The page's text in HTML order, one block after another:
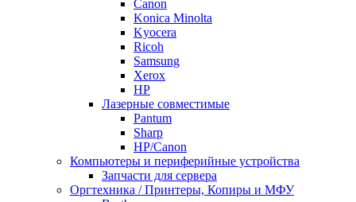
Canon
Konica Minolta
Kyocera
Ricoh
Samsung
Xerox
НР
Лазерные совместимые
Pantum
Sharp
НР/Сanon
Компьютеры и периферийные устройства
Запчасти для сервера
Оргтехника / Принтеры, Копиры и МФУ